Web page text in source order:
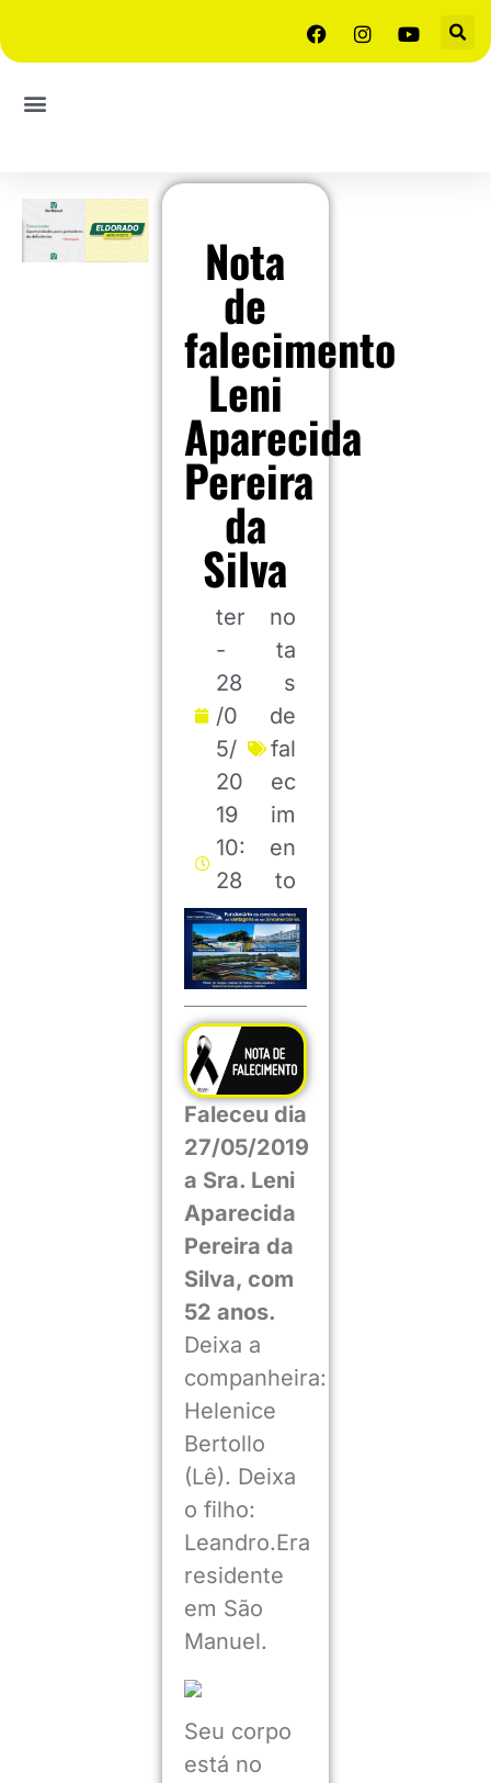
Nota
de
falecimento
Leni
Aparecida
Pereira
da
Silva
ter
-
28
/0
5/
20
19
10:
28
no
ta
s
de
fal
ec
im
en
to
Faleceu dia
27/05/2019
a Sra. Leni
Aparecida
Pereira da
Silva, com
52 anos.
Deixa a
companheira:
Helenice
Bertollo
(Lê). Deixa
o filho:
Leandro.Era
residente
em São
Manuel.
Seu corpo
está no